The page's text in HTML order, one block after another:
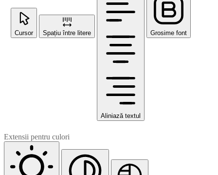
Cursor Spațiu între litere
Aliniază textul
Grosime font
Extensii pentru culori